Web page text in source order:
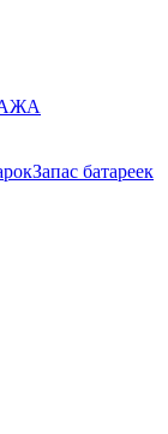
Запас батареек